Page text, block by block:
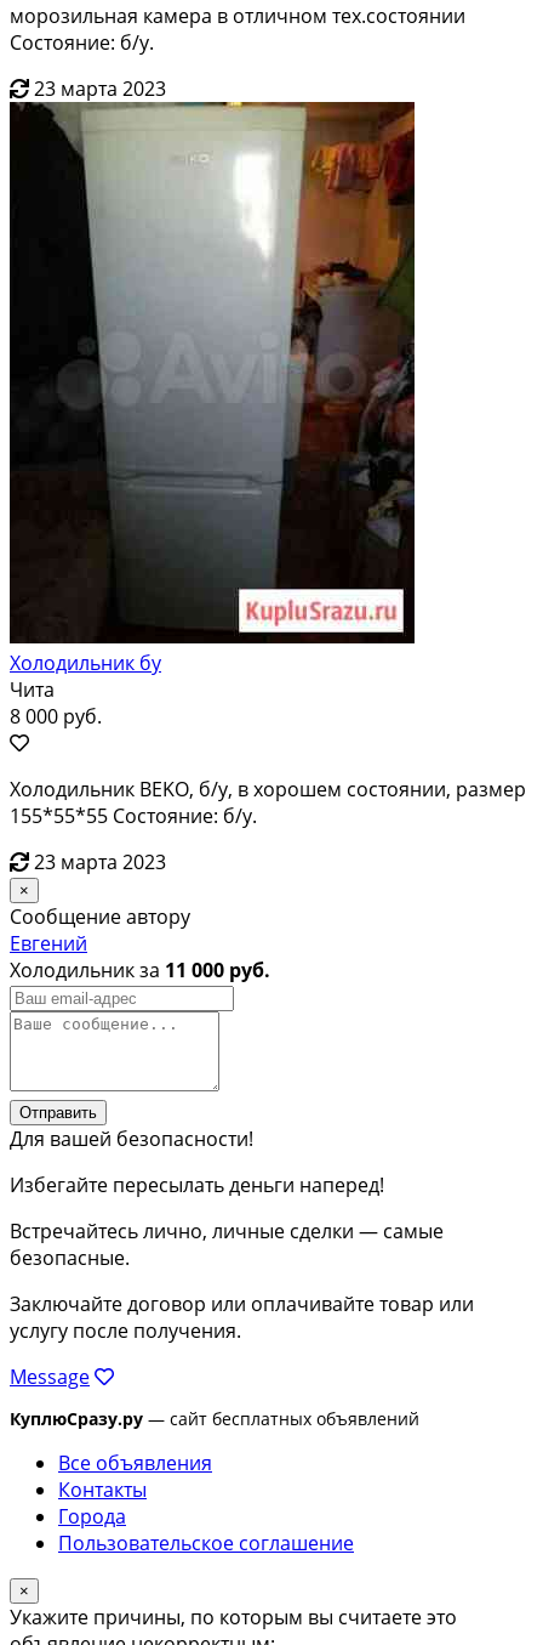
морозильная камера в отличном тех.состоянии
Состояние: б/у.
23 марта 2023
Холодильник бу
Чита
8 000 руб.
Холодильник BEKO, б/у, в хорошем состоянии, размер
155*55*55 Состояние: б/у.
23 марта 2023
×
Сообщение автору
Евгений
Холодильник за 11 000 руб.
Отправить
Для вашей безопасности!
Избегайте пересылать деньги наперед!
Встречайтесь лично, личные сделки — самые
безопасные.
Заключайте договор или оплачивайте товар или
услугу после получения.
Message
КуплюСразу.ру — сайт бесплатных объявлений
Все объявления
Контакты
Города
Пользовательское соглашение
×
Укажите причины, по которым вы считаете это